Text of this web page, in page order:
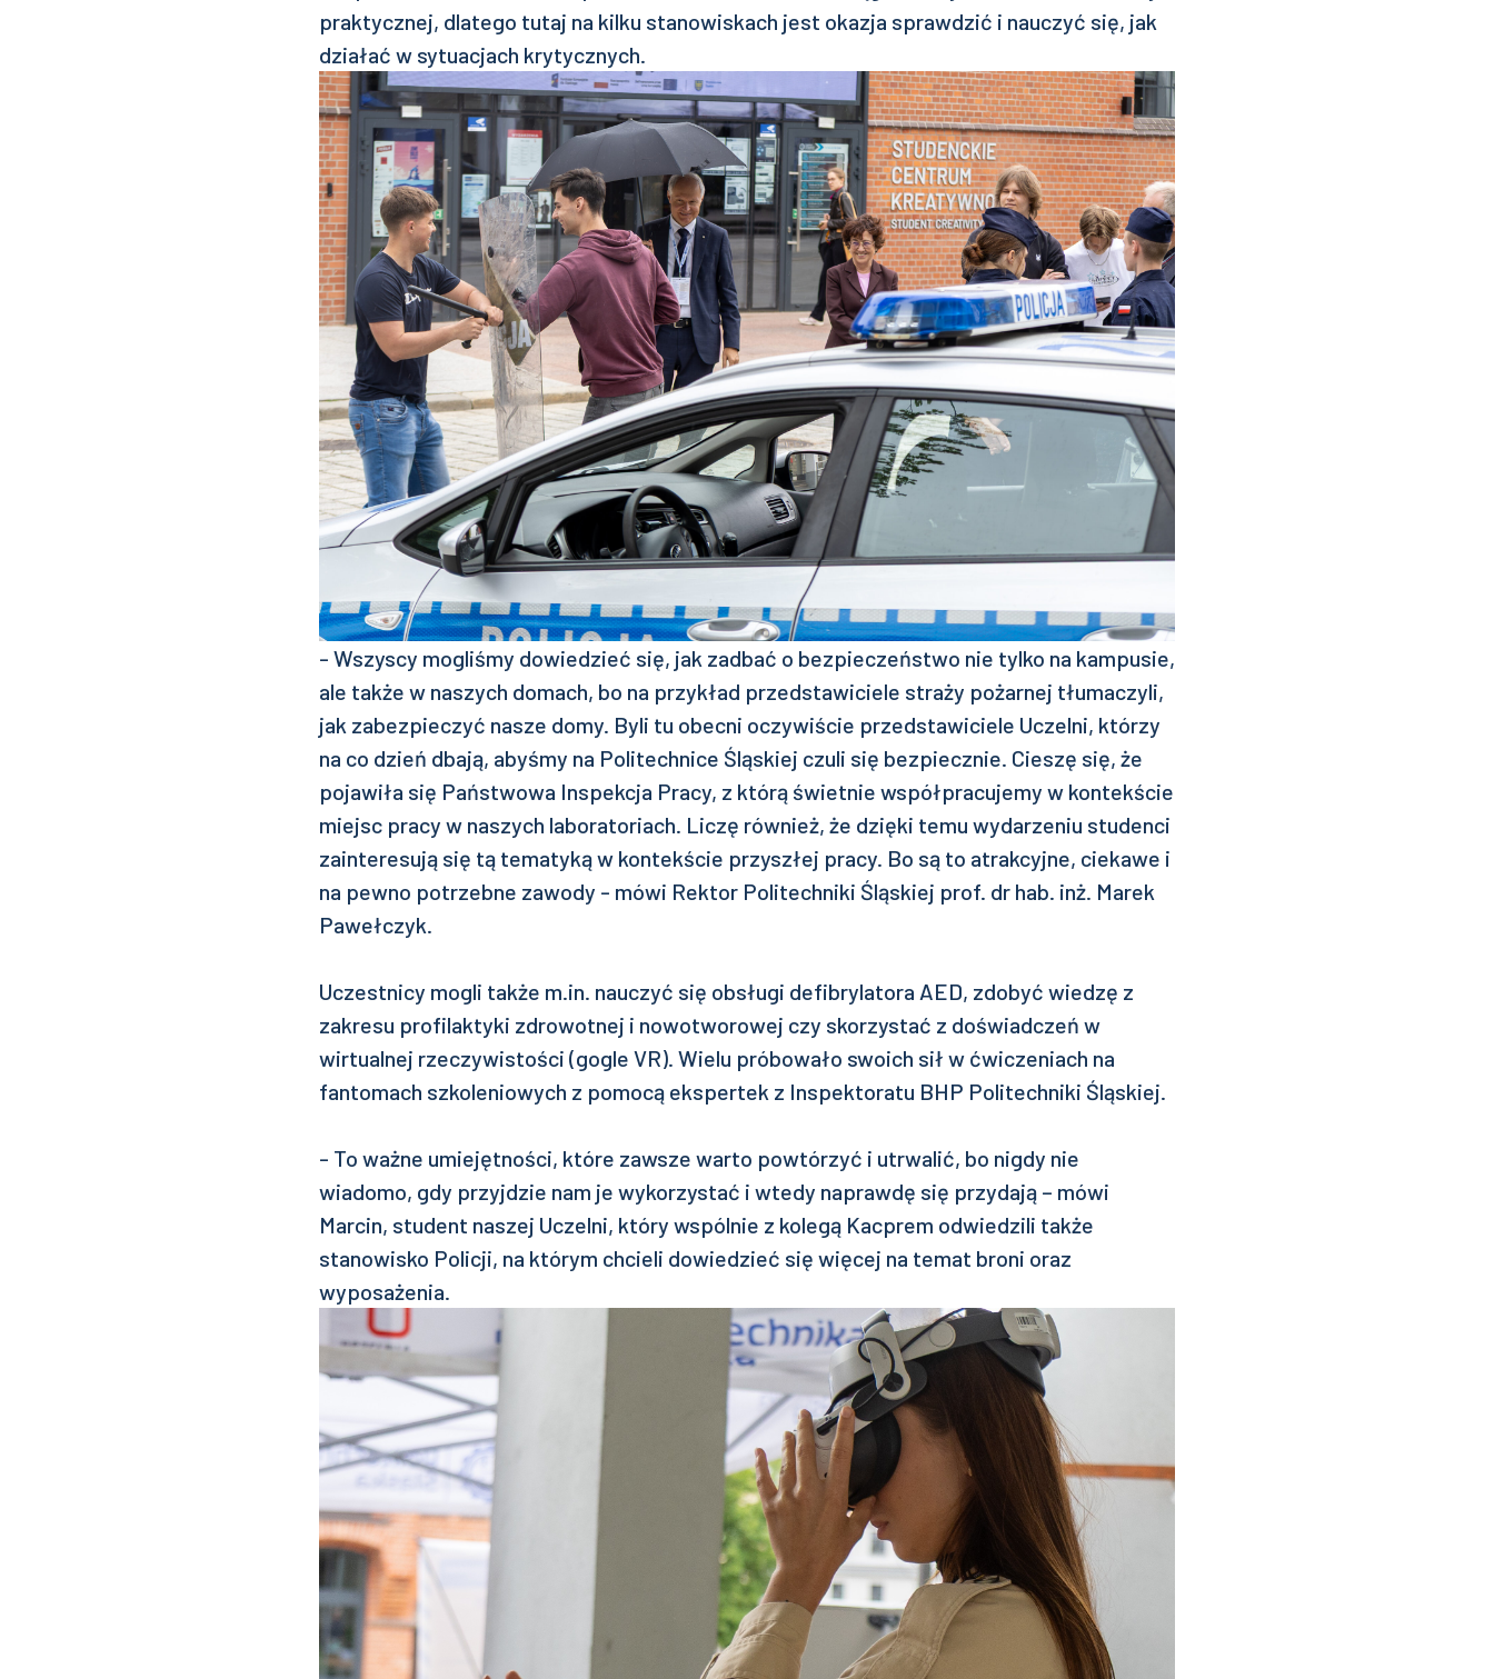
praktycznej, dlatego tutaj na kilku stanowiskach jest okazja sprawdzić i nauczyć się, jak
działać w sytuacjach krytycznych.
- Wszyscy mogliśmy dowiedzieć się, jak zadbać o bezpieczeństwo nie tylko na kampusie,
ale także w naszych domach, bo na przykład przedstawiciele straży pożarnej tłumaczyli,
jak zabezpieczyć nasze domy. Byli tu obecni oczywiście przedstawiciele Uczelni, którzy
na co dzień dbają, abyśmy na Politechnice Śląskiej czuli się bezpiecznie. Cieszę się, że
pojawiła się Państwowa Inspekcja Pracy, z którą świetnie współpracujemy w kontekście
miejsc pracy w naszych laboratoriach. Liczę również, że dzięki temu wydarzeniu studenci
zainteresują się tą tematyką w kontekście przyszłej pracy. Bo są to atrakcyjne, ciekawe i
na pewno potrzebne zawody - mówi Rektor Politechniki Śląskiej prof. dr hab. inż. Marek
Pawełczyk.
Uczestnicy mogli także m.in. nauczyć się obsługi defibrylatora AED, zdobyć wiedzę z
zakresu profilaktyki zdrowotnej i nowotworowej czy skorzystać z doświadczeń w
wirtualnej rzeczywistości (gogle VR). Wielu próbowało swoich sił w ćwiczeniach na
fantomach szkoleniowych z pomocą ekspertek z Inspektoratu BHP Politechniki Śląskiej.
- To ważne umiejętności, które zawsze warto powtórzyć i utrwalić, bo nigdy nie
wiadomo, gdy przyjdzie nam je wykorzystać i wtedy naprawdę się przydają – mówi
Marcin, student naszej Uczelni, który wspólnie z kolegą Kacprem odwiedzili także
stanowisko Policji, na którym chcieli dowiedzieć się więcej na temat broni oraz
wyposażenia.